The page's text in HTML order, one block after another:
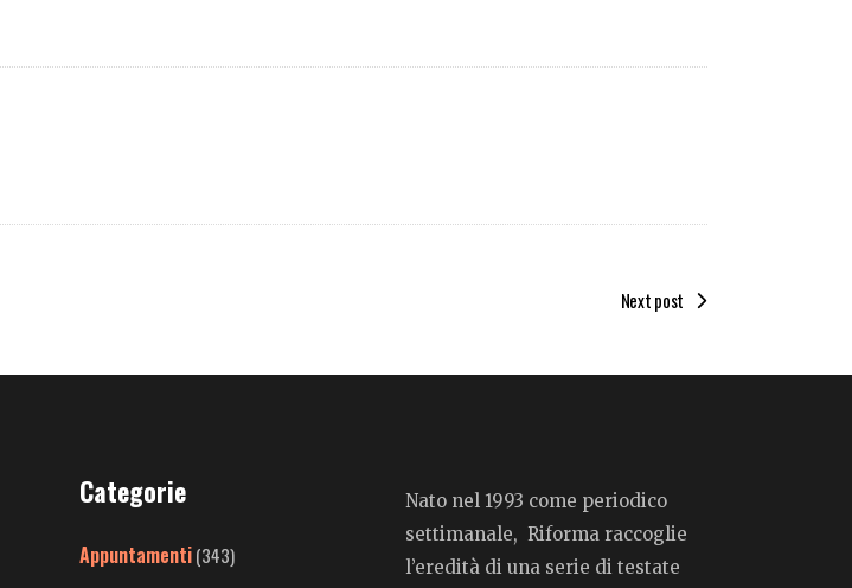
Next post
Categorie
Appuntamenti(343)
Nato nel 1993 come periodico
settimanale, Riforma raccoglie
l’eredità di una serie di testate